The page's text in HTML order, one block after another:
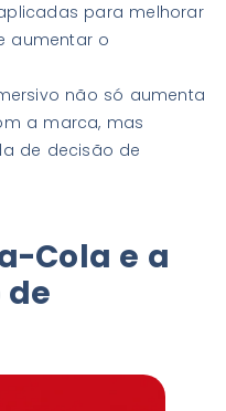
para melhorar
aumentar o
não só aumenta
a marca, mas
de decisão de
Cola e a
de